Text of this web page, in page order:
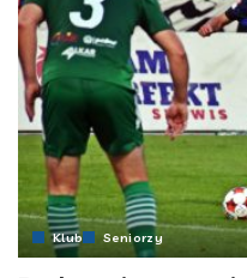
Klub Seniorzy